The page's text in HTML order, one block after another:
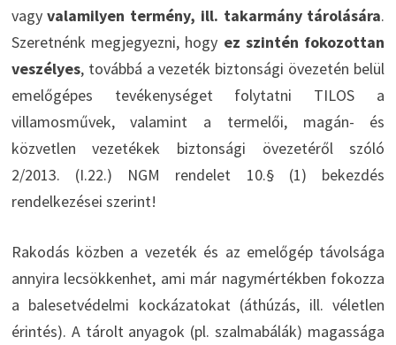
vagyvalamilyen termény, ill. takarmány tárolására.
Szeretnénk megjegyezni, hogy ez szintén fokozottan
veszélyes, továbbá a vezeték biztonsági övezetén belül
emelőgépes tevékenységet folytatni TILOS a
villamosművek, valamint a termelői, magán- és
közvetlen vezetékek biztonsági övezetéről szóló
2/2013. (I.22.) NGM rendelet 10.§ (1) bekezdés
rendelkezései szerint!
Rakodás közben a vezeték és az emelőgép távolsága
annyira lecsökkenhet, ami már nagymértékben fokozza
a balesetvédelmi kockázatokat (áthúzás, ill. véletlen
érintés). A tárolt anyagok (pl. szalmabálák) magassága